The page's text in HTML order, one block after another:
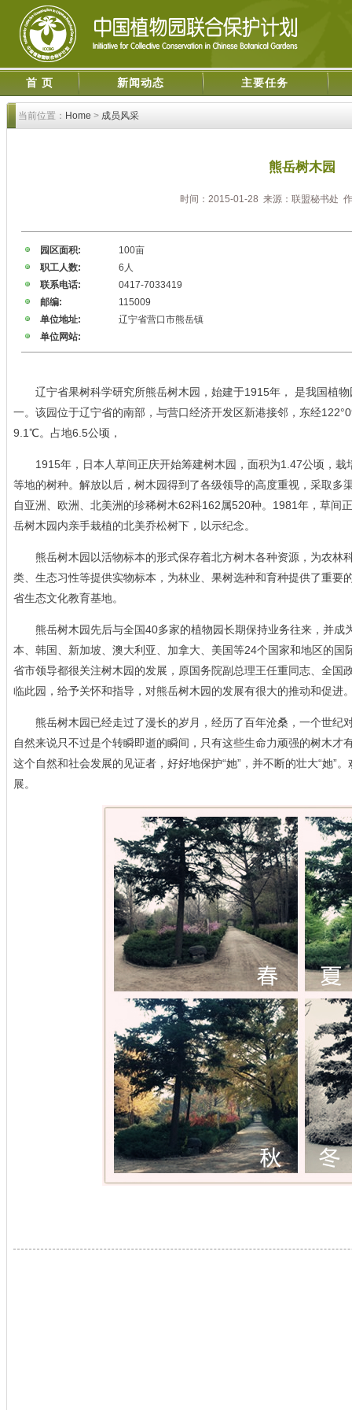
首 页 新闻动态 主要任务
当前位置： Home > 成员风采
熊岳树木园
时间：2015-01-28 来源：联盟秘书处
园区面积:
100亩
职工人数:
6人
联系电话:
0417-7033419
邮编:
115009
单位地址:
辽宁省营口市熊岳镇
单位网站:
辽宁省果树科学研究所熊岳树木园，始建于1915年， 是我国植物
一。该园位于辽宁省的南部，与营口经济开发区新港接邻，东经
9.1℃。占地6.5公顷，
1915年，日本人草间正庆开始筹建树木园，面积为1.47公顷，栽
等地的树种。解放以后，树木园得到了各级领导的高度重视，采取多
自亚洲、欧洲、北美洲的珍稀树木62科162属520种。1981年，草间
岳树木园内亲手栽植的北美乔松树下，以示纪念。
熊岳树木园以活物标本的形式保存着北方树木各种资源，为农林
类、生态习性等提供实物标本，为林业、果树选种和育种提供了重要
省生态文化教育基地。
熊岳树木园先后与全国40多家的植物园长期保持业务往来，并成
本、韩国、新加坡、澳大利亚、加拿大、美国等24个国家和地区的
省市领导都很关注树木园的发展，原国务院副总理王任重同志、全国
临此园，给予关怀和指导，对熊岳树木园的发展有很大的推动和促进
熊岳树木园已经走过了漫长的岁月，经历了百年沧桑，一个世纪
自然来说只不过是个转瞬即逝的瞬间，只有这些生命力顽强的树木才
这个自然和社会发展的见证者，好好地保护“她”，并不断的壮大“她”
展。